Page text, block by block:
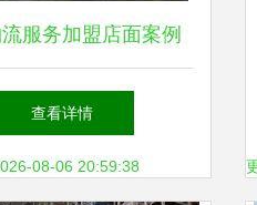
服务加盟店面案例
示到智慧仓储的实战
解析
查看详情
08-06 20:59:38